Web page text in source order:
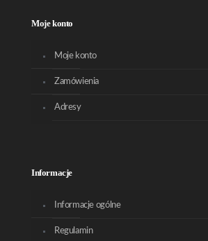
Moje konto
Moje konto
Zamówienia
Adresy
Informacje
Informacje ogólne
Regulamin